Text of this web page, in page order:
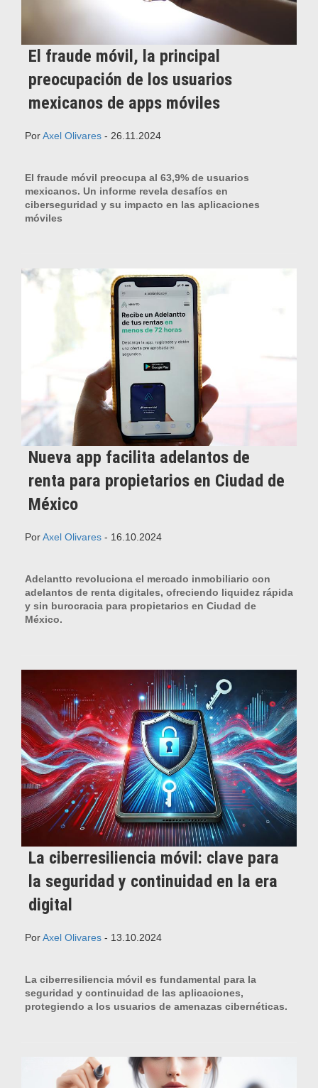
El fraude móvil, la principal
preocupación de los usuarios
mexicanos de apps móviles
PorAxel Olivares - 26.11.2024
El fraude móvil preocupa al 63,9% de usuarios
mexicanos. Un informe revela desafíos en
ciberseguridad y su impacto en las aplicaciones
móviles
Nueva app facilita adelantos de
renta para propietarios en Ciudad de
México
PorAxel Olivares - 16.10.2024
Adelantto revoluciona el mercado inmobiliario con
adelantos de renta digitales, ofreciendo liquidez rápida
y sin burocracia para propietarios en Ciudad de
México.
La ciberresiliencia móvil: clave para
la seguridad y continuidad en la era
digital
PorAxel Olivares - 13.10.2024
La ciberresiliencia móvil es fundamental para la
seguridad y continuidad de las aplicaciones,
protegiendo a los usuarios de amenazas cibernéticas.